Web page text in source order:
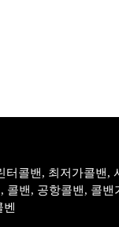
콜밴, 최저가콜밴,
밴, 공항콜밴, 콜